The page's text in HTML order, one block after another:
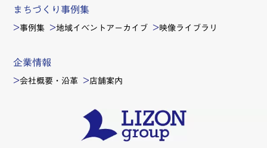
まちづくり事例集
事例集 地域イベントアーカイブ 映像ライブラリ
企業情報
会社概要・沿革 店舗案内